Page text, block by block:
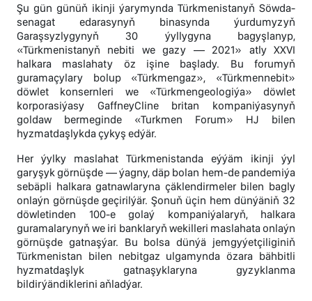
Şu gün günüň ikinji ýarymynda Türkmenistanyň Söwda-
senagat edarasynyň binasynda ýurdumyzyň
Garaşsyzlygynyň 30 ýyllygyna bagyşlanyp,
«Türkmenistanyň nebiti we gazy — 2021» atly XXVI
halkara maslahaty öz işine başlady. Bu forumyň
guramaçylary bolup «Türkmengaz», «Türkmennebit»
döwlet konsernleri we «Türkmengeologiýa» döwlet
korporasiýasy GaffneyCline britan kompaniýasynyň
goldaw bermeginde «Turkmen Forum» HJ bilen
hyzmatdaşlykda çykyş edýär.
Her ýylky maslahat Türkmenistanda eýýäm ikinji ýyl
garyşyk görnüşde — ýagny, däp bolan hem-de pandemiýa
sebäpli halkara gatnawlaryna çäklendirmeler bilen bagly
onlaýn görnüşde geçirilýär. Şonuň üçin hem dünýäniň 32
döwletinden 100-e golaý kompaniýalaryň, halkara
guramalarynyň we iri banklaryň wekilleri maslahata onlaýn
görnüşde gatnaşýar. Bu bolsa dünýä jemgyýetçiliginiň
Türkmenistan bilen nebitgaz ulgamynda özara bähbitli
hyzmatdaşlyk gatnaşyklaryna gyzyklanma
bildirýändiklerini aňladýar.